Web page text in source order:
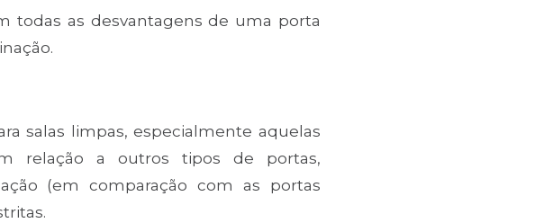
todas as desvantagens de uma porta
salas limpas, especialmente aquelas
relação a outros tipos de portas,
(em comparação com as portas